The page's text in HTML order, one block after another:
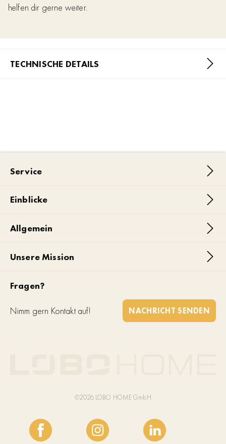
helfen dir gerne weiter.
TECHNISCHE DETAILS
Service
Einblicke
Allgemein
Unsere Mission
Fragen?
Nimm gern Kontakt auf! NACHRICHT SENDEN
©2026 LOBO HOME GmbH